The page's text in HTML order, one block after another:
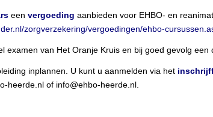
een vergoeding aanbieden voor EHBO- en
zorgverzekering/vergoedingen/ehbo-
examen van Het Oranje Kruis en bij goed gevolg een
inplannen. U kunt u aanmelden via het
heerde.nl of info@ehbo-heerde.nl.